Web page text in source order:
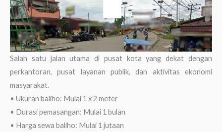
Salah satu jalan utama di pusat kota yang dekat dengan
perkantoran, pusat layanan publik, dan aktivitas ekonomi
masyarakat.
• Ukuran baliho: Mulai 1 x 2 meter
• Durasi pemasangan: Mulai 1 bulan
• Harga sewa baliho: Mulai 1 jutaan